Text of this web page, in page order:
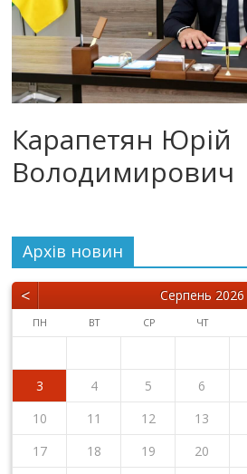
Карапетян Юрій
Володимирович
Архiв новин
< Серпень 2026
ПН ВТ СР ЧТ
3
4 5 6
10
11 12 13
17
18 19 20